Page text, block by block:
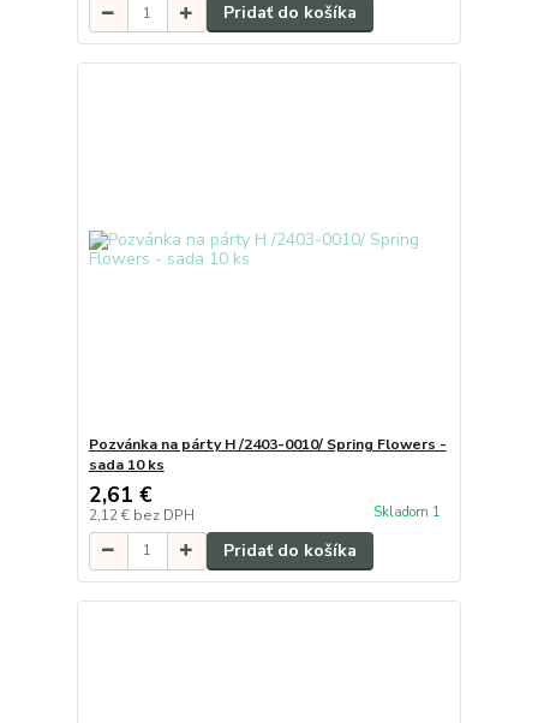
Pridať do košíka
Pozvánka na párty H /2403-0010/ Spring Flowers -
sada 10 ks
2,61 €
2,12 € bez DPH Skladom 1
Pridať do košíka